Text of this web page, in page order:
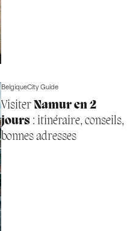
BelgiqueCity Guide
VisiterNamur en 2
jours: itinéraire, conseils,
bonnes adresses